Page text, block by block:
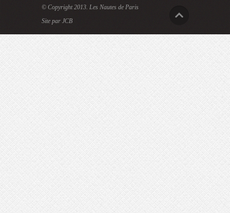
© Copyright 2013. Les Nautes de Paris
Site par JCB